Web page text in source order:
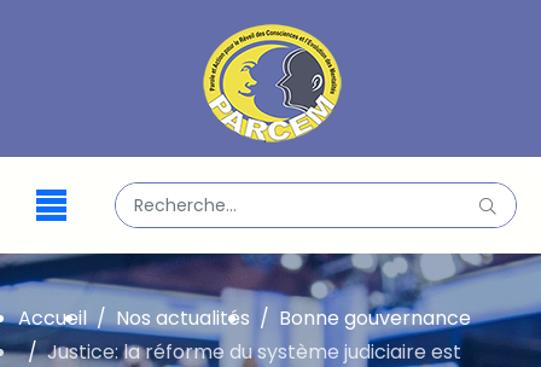
Valider
Accueil Nos actualités
Bonne gouvernance
Justice: la réforme du système judiciaire est